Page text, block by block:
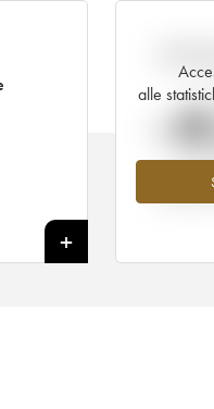
+
alle-